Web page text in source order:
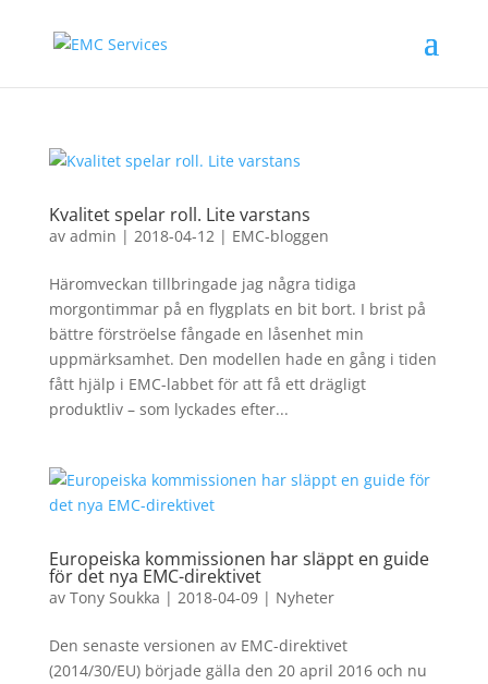
Kvalitet spelar roll. Lite varstans
av admin | 2018-04-12| EMC-bloggen
Häromveckan tillbringade jag några tidiga
morgontimmar på en flygplats en bit bort. I brist på
bättre förströelse fångade en låsenhet min
uppmärksamhet. Den modellen hade en gång i tiden
fått hjälp i EMC-labbet för att få ett drägligt
produktliv – som lyckades efter...
Europeiska kommissionen har släppt en guide
för det nya EMC-direktivet
av Tony Soukka | 2018-04-09| Nyheter
Den senaste versionen av EMC-direktivet
(2014/30/EU) började gälla den 20 april 2016 och nu